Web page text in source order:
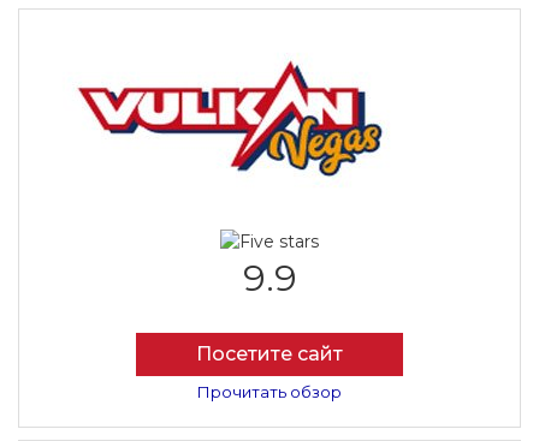
9.9
Посетите сайт
Прочитать обзор